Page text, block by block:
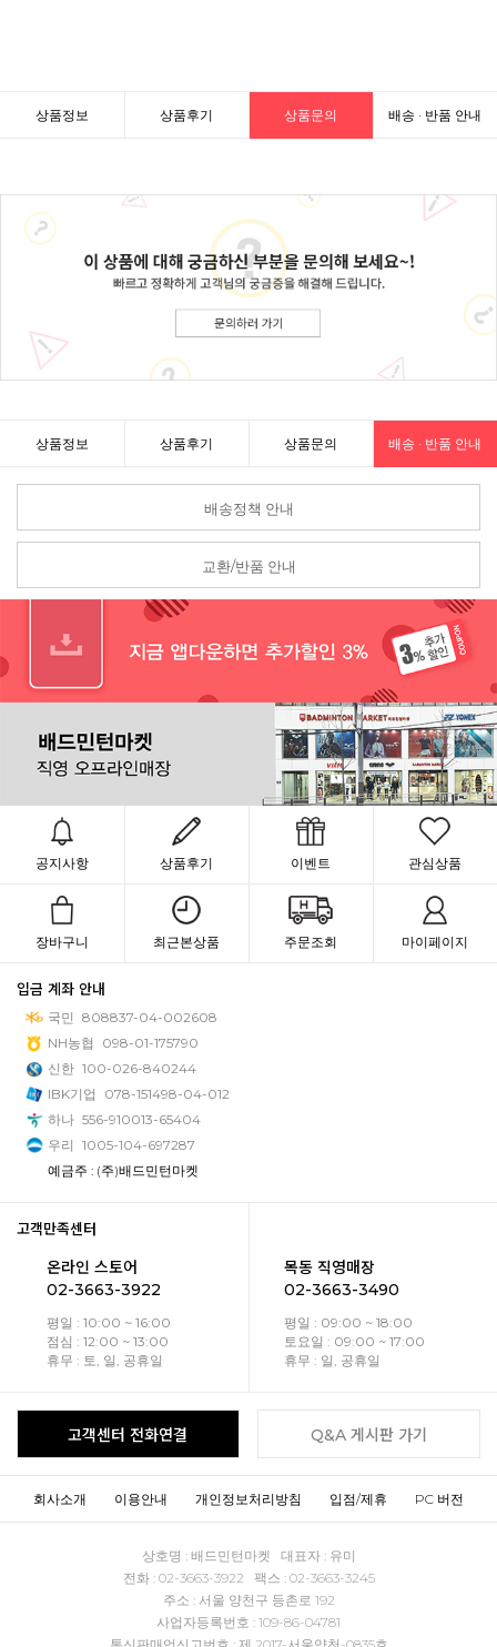
상품정보 상품후기 상품문의 배송 · 반품 안내
상품정보 상품후기 상품문의 배송 · 반품 안내
배송정책 안내
교환/반품 안내
공지사항 상품후기 이벤트 관심상품
장바구니 최근본상품 주문조회 마이페이지
입금 계좌 안내
국민 808837-04-002608
NH농협
098-01-175790
신한 100-026-840244
IBK기업
078-151498-04-012
하나 556-910013-65404
우리 1005-104-697287
예금주 : (주)배드민턴마켓
고객만족센터
온라인 스토어
02-3663-3922
평일 : 10:00 ~ 16:00
점심 : 12:00 ~ 13:00
휴무 : 토, 일, 공휴일
목동 직영매장
02-3663-3490
평일 : 09:00 ~ 18:00
토요일 : 09:00 ~ 17:00
휴무 : 일, 공휴일
고객센터 전화연결 Q&A 게시판 가기
회사소개 이용안내 개인정보처리방침 입점/제휴 PC 버전
상호명 : 배드민턴마켓 대표자 : 유미
전화 : 02-3663-3922 팩스 : 02-3663-3245
주소 : 서울 양천구 등촌로 192
사업자등록번호 : 109-86-04781